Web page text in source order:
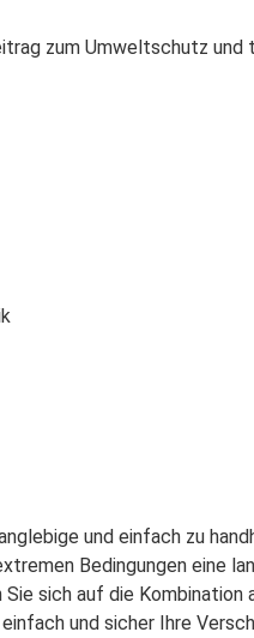
zum Umweltschutz und
und einfach zu
Bedingungen eine
sich auf die Kombination
und sicher Ihre